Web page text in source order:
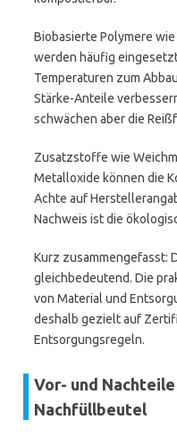
Biobasierte Polymere wie
werden häufig
Temperaturen zum
Stärke-Anteile
schwächen aber die
Zusatzstoffe wie
Metalloxide können die
Achte auf
Nachweis ist die
Kurz zusammengefasst:
gleichbedeutend. Die
von Material und
deshalb gezielt auf
Entsorgungsregeln.
Vor- und
Nachfüllbeutel